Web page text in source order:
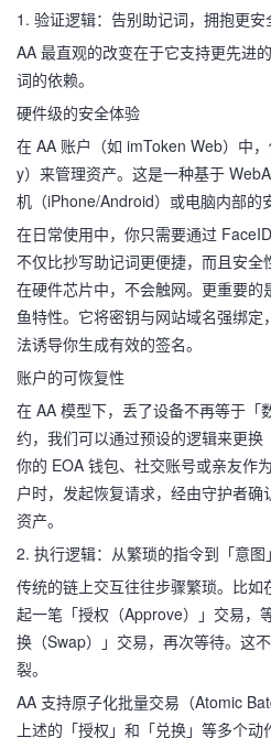
1. 验证逻辑：告别助记词，拥抱更
AA 最直观的改变在于它支持更先进
词的依赖。
硬件级的安全体验
在 AA 账户（如 imToken Web）中
y）来管理资产。这是一种基于
机（iPhone/Android）或电脑内部的
在日常使用中，你只需要通过
不仅比抄写助记词更便捷，而且安
在硬件芯片中，不会触网。更重要的
鱼特性。它将密钥与网站域名强绑
法诱导你生成有效的签名。
账户的可恢复性
在 AA 模型下，丢了设备不再等于「
约，我们可以通过预设的逻辑来更换
你的 EOA 钱包、社交账号或亲友作
户时，发起恢复请求，经由守护者
资产。
2. 执行逻辑：从繁琐的指令到「意图
传统的链上交互往往步骤繁琐。比如
起一笔「授权（Approve）」交易，
换（Swap）」交易，再次等待。这
裂。
AA 支持原子化批量交易（Atomic
上述的「授权」和「兑换」等多个